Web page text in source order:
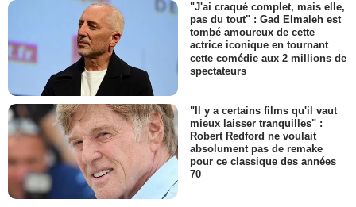
"J'ai craqué complet, mais elle,
pas du tout" : Gad Elmaleh est
tombé amoureux de cette
actrice iconique en tournant
cette comédie aux 2 millions de
spectateurs
"Il y a certains films qu'il vaut
mieux laisser tranquilles" :
Robert Redford ne voulait
absolument pas de remake
pour ce classique des années
70